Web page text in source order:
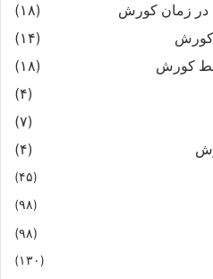
در زمان کورش
(۱۸)
کورش
(۱۴)
کورش
(۱۸)
(۴)
(۷)
(۴)
(۴۵)
(۹۸)
(۹۸)
(۱۳۰)